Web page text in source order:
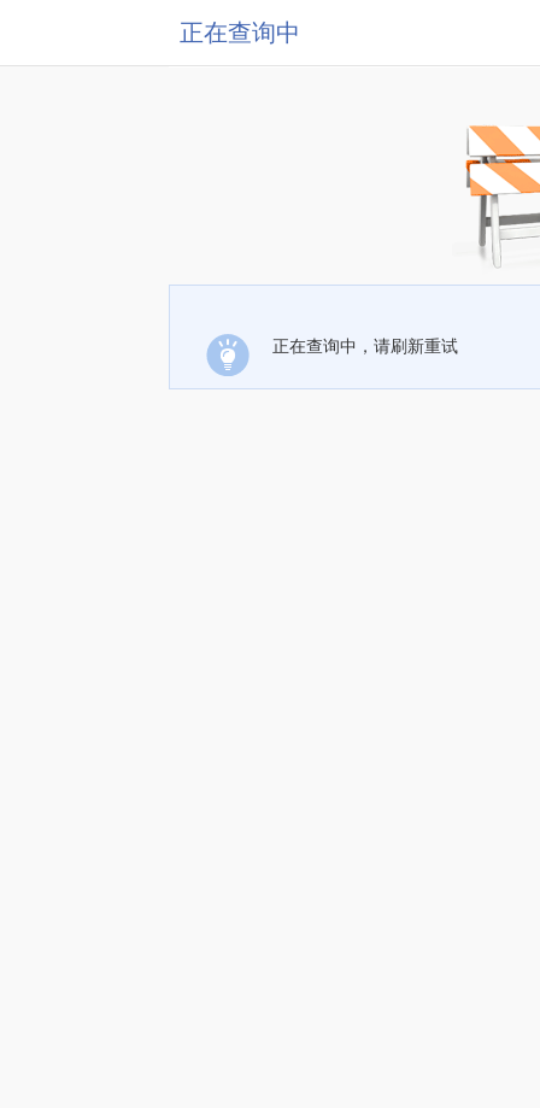
正在查询中
正在查询中，请刷新重试